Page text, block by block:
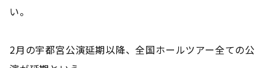
い。
2月の宇都宮公演延期以降、全国ホールツアー全ての公